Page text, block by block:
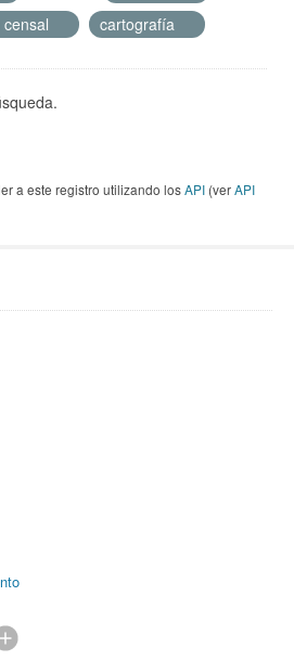
cartografía
a este registro utilizando losAPI (verAPI